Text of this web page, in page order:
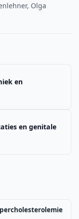
Olga
en
en genitale